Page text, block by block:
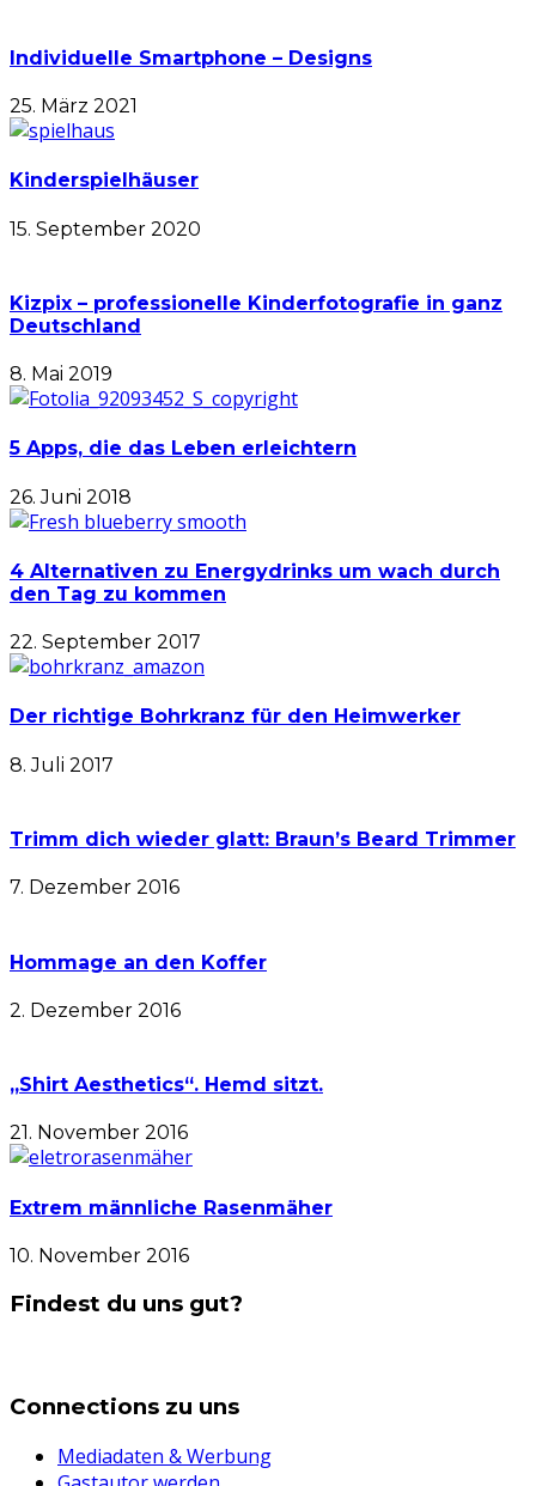
Individuelle Smartphone – Designs
25. März 2021
Kinderspielhäuser
15. September 2020
Kizpix – professionelle Kinderfotografie in ganz
Deutschland
8. Mai 2019
5 Apps, die das Leben erleichtern
26. Juni 2018
4 Alternativen zu Energydrinks um wach durch
den Tag zu kommen
22. September 2017
Der richtige Bohrkranz für den Heimwerker
8. Juli 2017
Trimm dich wieder glatt: Braun’s Beard Trimmer
7. Dezember 2016
Hommage an den Koffer
2. Dezember 2016
„Shirt Aesthetics“. Hemd sitzt.
21. November 2016
Extrem männliche Rasenmäher
10. November 2016
Findest du uns gut?
Connections zu uns
Mediadaten & Werbung